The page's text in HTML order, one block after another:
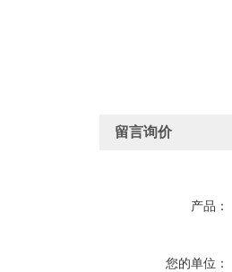
留言询价
产品：
您的单位：